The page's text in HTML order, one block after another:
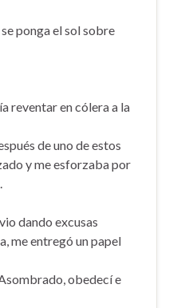
ponga el sol sobre
reventar en cólera a la
de uno de estos
y me esforzaba por
dando excusas
me entregó un papel
obedecí e